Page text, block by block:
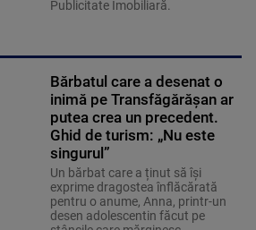
Publicitate Imobiliară.
Bărbatul care a desenat o
inimă pe Transfăgărășan ar
putea crea un precedent.
Ghid de turism: „Nu este
singurul”
Un bărbat care a ținut să își
exprime dragostea înflăcărată
pentru o anume, Anna, printr-un
desen adolescentin făcut pe